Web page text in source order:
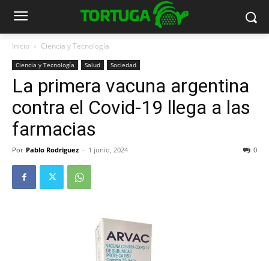
Inicio Ciencia y Tecnología
Ciencia y Tecnología Salud Sociedad
La primera vacuna argentina
contra el Covid-19 llega a las
farmacias
Por Pablo Rodriguez - 1 junio, 2024 0